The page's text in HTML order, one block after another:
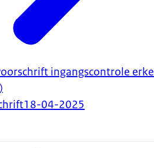
ingangscontrole
18-04-2025